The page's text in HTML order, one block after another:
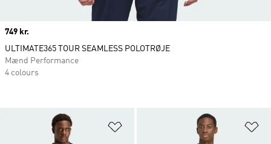
Price
749 kr.
ULTIMATE365 TOUR SEAMLESS POLOTRØJE
Mænd Performance
4 colours